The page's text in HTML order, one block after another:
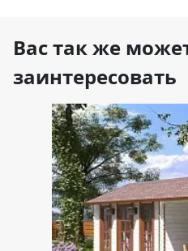
Вас так же
заинтересовать